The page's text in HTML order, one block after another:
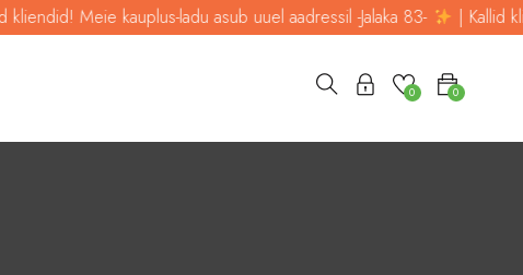
Meie kauplus-ladu asub uuel aadressil -Jalaka 83- | Kallid kliendid!
0
0